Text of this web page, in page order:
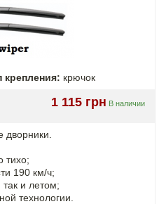
крепления: крючок
1 115 грн В наличии
тихо;
190 км/ч;
так и летом;
технологии.